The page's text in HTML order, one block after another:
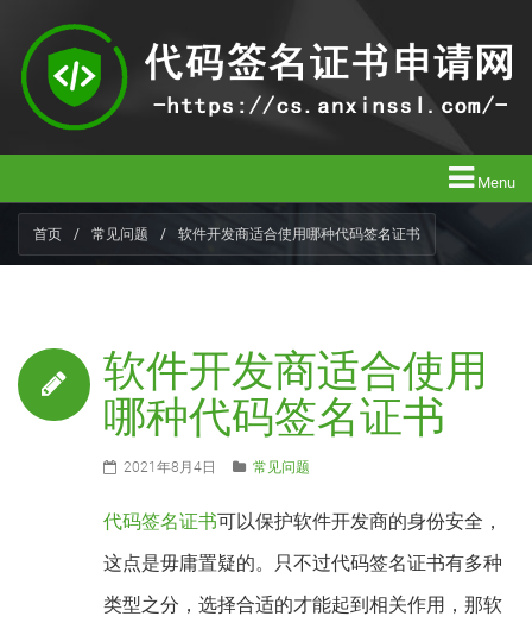
Menu
首页 / 常见问题 / 软件开发商适合使用哪种代码签名证书
软件开发商适合使用
哪种代码签名证书
2021年8月4日 常见问题
代码签名证书可以保护软件开发商的身份安全，
这点是毋庸置疑的。只不过代码签名证书有多种
类型之分，选择合适的才能起到相关作用，那软